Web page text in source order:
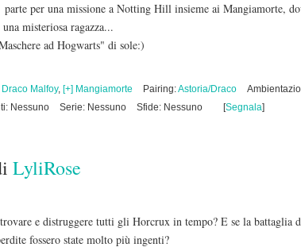
per una missione a Notting Hill insieme ai Mangiamorte,
misteriosa ragazza...
ad Hogwarts" di sole:)
Draco Malfoy, [+] Mangiamorte Pairing:Astoria/Draco
Nessuno Serie: Nessuno Sfide: Nessuno [Segnala]
LyliRose
e distruggere tutti gli Horcrux in tempo? E se la battaglia
fossero state molto più ingenti?